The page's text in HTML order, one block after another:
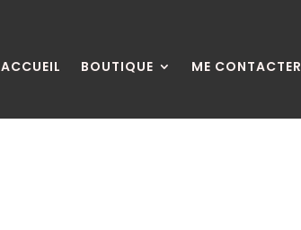
ACCUEIL BOUTIQUE ME CONTACTER